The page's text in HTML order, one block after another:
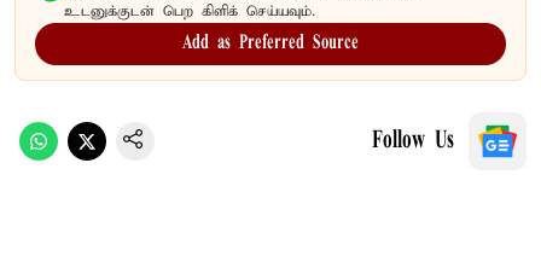
உடனுக்குடன் பெற கிளிக் செய்யவும்.
Add as Preferred Source
Follow Us